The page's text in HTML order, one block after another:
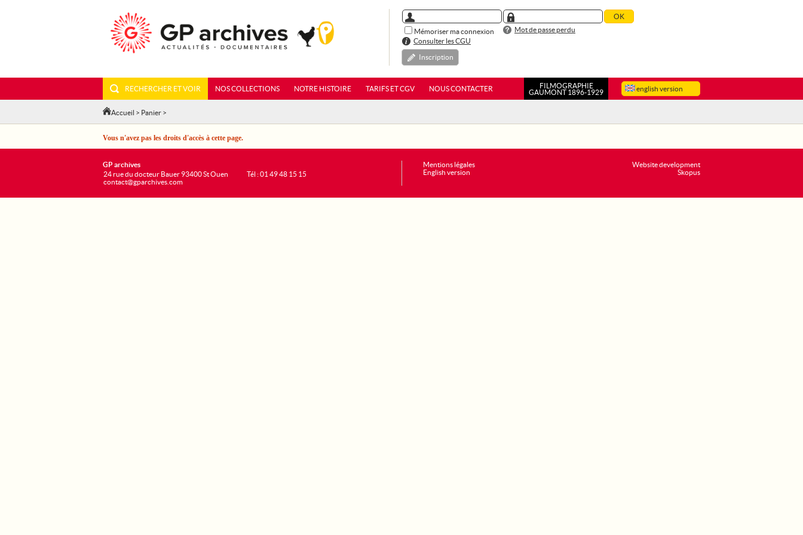
Mémoriser ma connexion
Mot de passe perdu
Consulter les CGU
Inscription
english version
RECHERCHER ET VOIR NOS COLLECTIONS NOTRE HISTOIRE TARIFS ET CGV NOUS CONTACTER
FILMOGRAPHIE
GAUMONT 1896-1929
Accueil > Panier >
Vous n'avez pas les droits d'accès à cette page.
Website development
Skopus
GP archives
24 rue du docteur Bauer 93400 St Ouen
contact@gparchives.com
Tél : 01 49 48 15 15
Mentions légales
English version